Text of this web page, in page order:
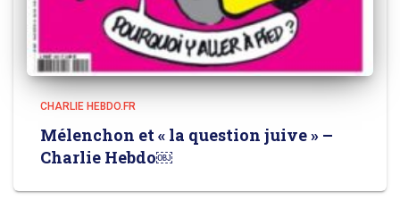
CHARLIE HEBDO.FR
Mélenchon et « la question juive » –
Charlie Hebdo￼